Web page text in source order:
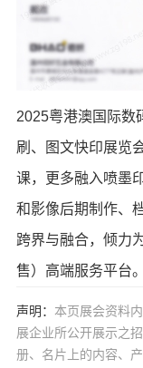
2025粤港澳国际数
刷、图文快印展览
课，更多融入喷墨
和影像后期制作、
跨界与融合，倾力
售）高端服务平台。
声明： 本页展会资料
展企业所公开展示之
册、名片上的内容、